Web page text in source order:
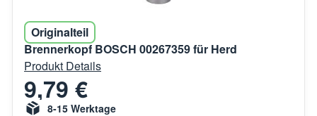
Originalteil
Brennerkopf BOSCH 00267359 für Herd
Produkt Details
9,79 €
8-15 Werktage